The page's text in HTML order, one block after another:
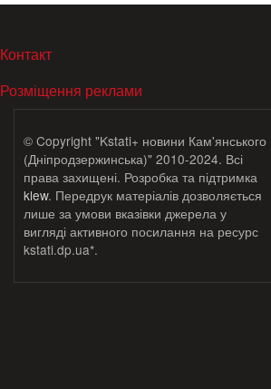
МЕНЮ В ПОДВАЛЕ
Контакт
Розміщення реклами
© Copyright "Kstati+ новини Кам'янського
(Дніпродзержинська)" 2010-2024. Всі
права захищені. Розробка та підтримка
klew. Передрук матеріалів дозволяється
лише за умови вказівки джерела у
вигляді активного посилання на ресурс
kstati.dp.ua*.